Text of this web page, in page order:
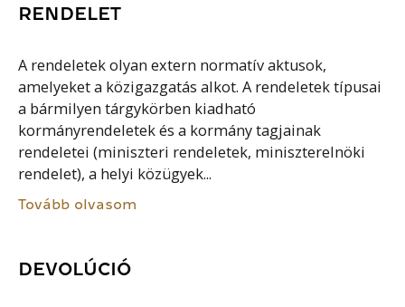
RENDELET
A rendeletek olyan extern normatív aktusok,
amelyeket a közigazgatás alkot. A rendeletek típusai
a bármilyen tárgykörben kiadható
kormányrendeletek és a kormány tagjainak
rendeletei (miniszteri rendeletek, miniszterelnöki
rendelet), a helyi közügyek...
Tovább olvasom
DEVOLÚCIÓ